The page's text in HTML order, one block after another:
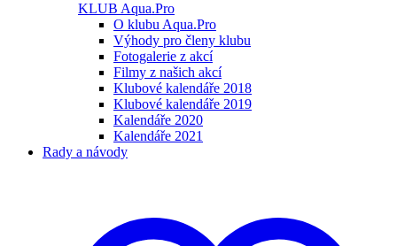
KLUB Aqua.Pro
O klubu Aqua.Pro
Výhody pro členy klubu
Fotogalerie z akcí
Filmy z našich akcí
Klubové kalendáře 2018
Klubové kalendáře 2019
Kalendáře 2020
Kalendáře 2021
Rady a návody